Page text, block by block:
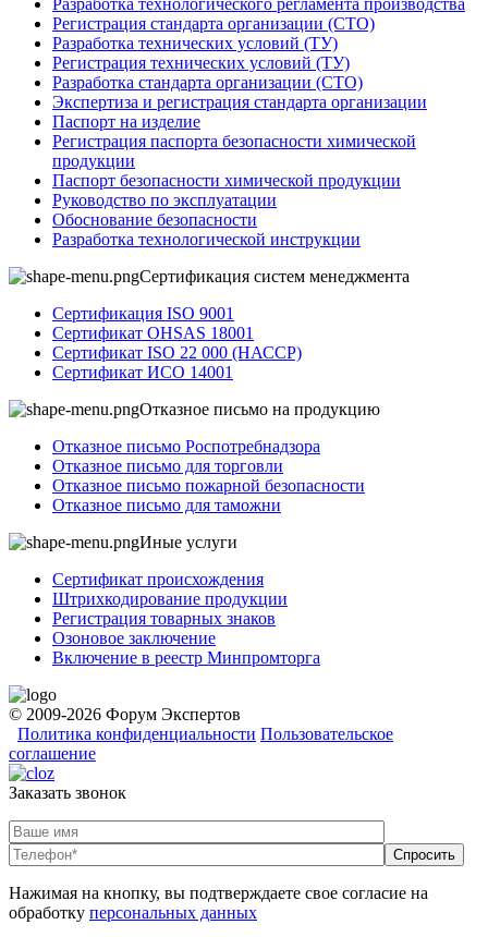
Регистрация стандарта организации (СТО)
Разработка технических условий (ТУ)
Регистрация технических условий (ТУ)
Разработка стандарта организации (СТО)
Экспертиза и регистрация стандарта организации
Паспорт на изделие
Регистрация паспорта безопасности химической
продукции
Паспорт безопасности химической продукции
Руководство по эксплуатации
Обоснование безопасности
Разработка технологической инструкции
Сертификация систем менеджмента
Сертификация ISO 9001
Сертификат OHSAS 18001
Сертификат ISO 22 000 (НАССР)
Сертификат ИСО 14001
Отказное письмо на продукцию
Отказное письмо Роспотребнадзора
Отказное письмо для торговли
Отказное письмо пожарной безопасности
Отказное письмо для таможни
Иные услуги
Сертификат происхождения
Штрихкодирование продукции
Регистрация товарных знаков
Озоновое заключение
Включение в реестр Минпромторга
© 2009-2026 Форум Экспертов
Политика конфиденциальности Пользовательское
соглашение
Заказать звонок
Нажимая на кнопку, вы подтверждаете свое согласие на
обработку персональных данных